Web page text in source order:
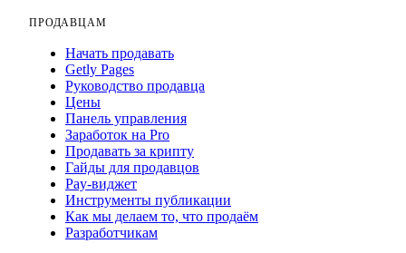
ПРОДАВЦАМ
Начать продавать
Getly Pages
Руководство продавца
Цены
Панель управления
Заработок на Pro
Продавать за крипту
Гайды для продавцов
Pay-виджет
Инструменты публикации
Как мы делаем то, что продаём
Разработчикам